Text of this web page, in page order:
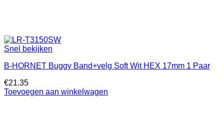
Snel bekijken
B-HORNET Buggy Band+velg Soft Wit HEX 17mm 1 Paar
€21.35
Toevoegen aan winkelwagen